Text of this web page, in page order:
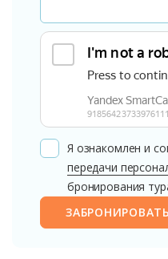
Я ознакомлен и
передачи
бронирования